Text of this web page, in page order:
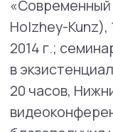
Преподавание:
психологические
педагогики,
Сибирского
(2008−2020 гг.);
ведущий обучающих
методических